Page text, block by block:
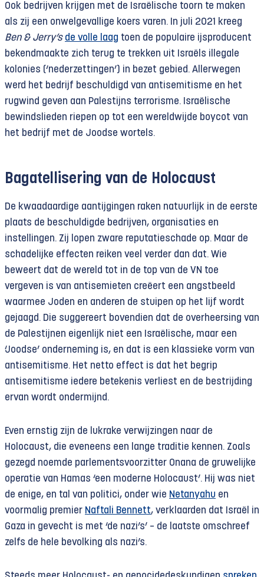
Ook bedrijven krijgen met de Israëlische toorn te maken
als zij een onwelgevallige koers varen. In juli 2021 kreeg
Ben & Jerry’s de volle laag toen de populaire ijsproducent
bekendmaakte zich terug te trekken uit Israëls illegale
kolonies (‘nederzettingen’) in bezet gebied. Allerwegen
werd het bedrijf beschuldigd van antisemitisme en het
rugwind geven aan Palestijns terrorisme. Israëlische
bewindslieden riepen op tot een wereldwijde boycot van
het bedrijf met de Joodse wortels.
Bagatellisering van de Holocaust
De kwaadaardige aantijgingen raken natuurlijk in de eerste
plaats de beschuldigde bedrijven, organisaties en
instellingen. Zij lopen zware reputatieschade op. Maar de
schadelijke effecten reiken veel verder dan dat. Wie
beweert dat de wereld tot in de top van de VN toe
vergeven is van antisemieten creëert een angstbeeld
waarmee Joden en anderen de stuipen op het lijf wordt
gejaagd. Die suggereert bovendien dat de overheersing van
de Palestijnen eigenlijk niet een Israëlische, maar een
‘Joodse’ onderneming is, en dat is een klassieke vorm van
antisemitisme. Het netto effect is dat het begrip
antisemitisme iedere betekenis verliest en de bestrijding
ervan wordt ondermijnd.
Even ernstig zijn de lukrake verwijzingen naar de
Holocaust, die eveneens een lange traditie kennen. Zoals
gezegd noemde parlementsvoorzitter Onana de gruwelijke
operatie van Hamas ‘een moderne Holocaust’. Hij was niet
de enige, en tal van politici, onder wie Netanyahu en
voormalig premier Naftali Bennett, verklaarden dat Israël in
Gaza in gevecht is met ‘de nazi’s’ – de laatste omschreef
zelfs de hele bevolking als nazi’s.